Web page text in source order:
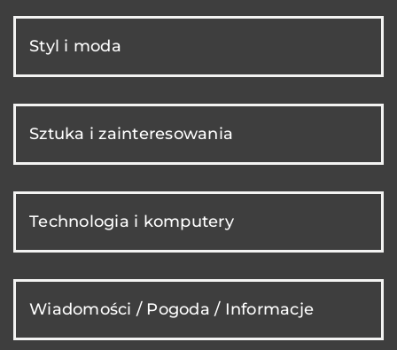
Styl i moda
Sztuka i zainteresowania
Technologia i komputery
Wiadomości / Pogoda / Informacje